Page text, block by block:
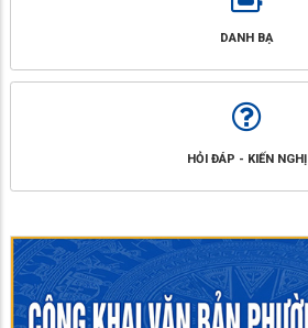
DANH BẠ
HỎI ĐÁP - KIẾN NGHỊ